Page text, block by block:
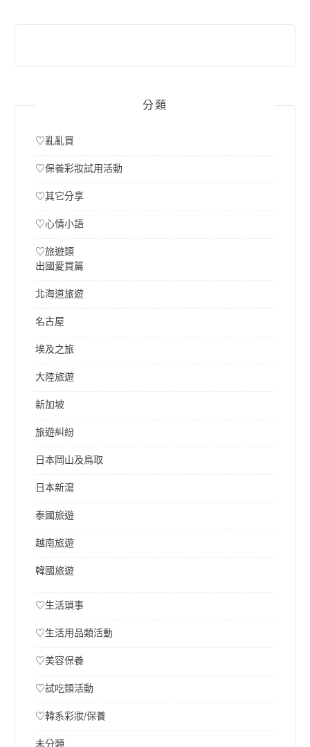
分類
♡亂亂買
♡保養彩妝試用活動
♡其它分享
♡心情小語
♡旅遊類
出國愛買篇
北海道旅遊
名古屋
埃及之旅
大陸旅遊
新加坡
旅遊糾紛
日本岡山及鳥取
日本新瀉
泰國旅遊
越南旅遊
韓國旅遊
♡生活瑣事
♡生活用品類活動
♡美容保養
♡試吃類活動
♡韓系彩妝/保養
未分類